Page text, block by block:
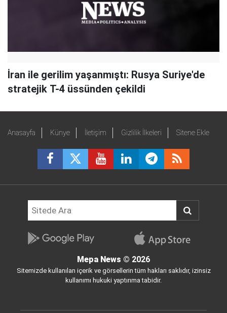
İran ile gerilim yaşanmıştı: Rusya Suriye'de
stratejik T-4 üssünden çekildi
Anasayfa Künye İletişim Gizlilik İlkeleri Sitene Ekle
Mepa News © 2026
Sitemizde kullanılan içerik ve görsellerin tüm hakları saklıdır, izinsiz
kullanımı hukuki yaptırıma tabidir.